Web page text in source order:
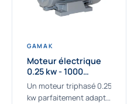
GAMAK
Moteur électrique
0.25 kw - 1000
Tr/min - 230/400V -
IE2
Un moteur triphasé 0.25
kw parfaitement adapté